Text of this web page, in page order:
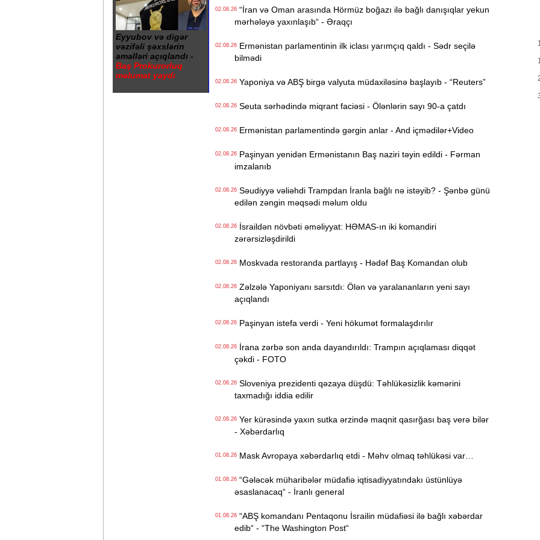
Eyyubov və digər
vəzifəli şəxslərin
əməlləri açıqlandı -
Baş Prokurorluq
məlumat yaydı
02.08.26“İran və Oman arasında Hörmüz boğazı ilə bağlı danışıqlar yekun
mərhələyə yaxınlaşıb“ - Əraqçı
02.08.26Ermənistan parlamentinin ilk iclası yarımçıq qaldı - Sədr seçilə
bilmədi
02.08.26Yaponiya və ABŞ birgə valyuta müdaxiləsinə başlayıb - “Reuters”
02.08.26Seuta sərhədində miqrant faciəsi - Ölənlərin sayı 90-a çatdı
02.08.26Ermənistan parlamentində gərgin anlar - And içmədilər+Video
02.08.26Paşinyan yenidən Ermənistanın Baş naziri təyin edildi - Fərman
imzalanıb
02.08.26Səudiyyə vəliəhdi Trampdan İranla bağlı nə istəyib? - Şənbə günü
edilən zəngin məqsədi məlum oldu
02.08.26İsraildən növbəti əməliyyat: HƏMAS-ın iki komandiri
zərərsizləşdirildi
02.08.26Moskvada restoranda partlayış - Hədəf Baş Komandan olub
02.08.26Zəlzələ Yaponiyanı sarsıtdı: Ölən və yaralananların yeni sayı
açıqlandı
02.08.26Paşinyan istefa verdi - Yeni hökumət formalaşdırılır
02.08.26İrana zərbə son anda dayandırıldı: Trampın açıqlaması diqqət
çəkdi - FOTO
02.08.26Sloveniya prezidenti qəzaya düşdü: Təhlükəsizlik kəmərini
taxmadığı iddia edilir
02.08.26Yer kürəsində yaxın sutka ərzində maqnit qasırğası baş verə bilər
- Xəbərdarlıq
01.08.26Mask Avropaya xəbərdarlıq etdi - Məhv olmaq təhlükəsi var…
01.08.26“Gələcək müharibələr müdafiə iqtisadiyyatındakı üstünlüyə
əsaslanacaq“ - İranlı general
01.08.26“ABŞ komandanı Pentaqonu İsrailin müdafiəsi ilə bağlı xəbərdar
edib“ - “The Washington Post“